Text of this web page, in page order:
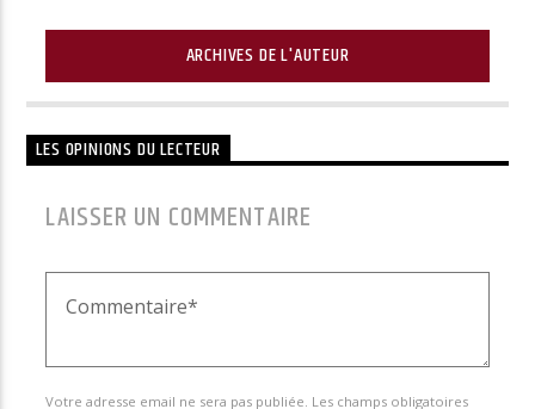
ARCHIVES DE L'AUTEUR
LES OPINIONS DU LECTEUR
LAISSER UN COMMENTAIRE
Votre adresse email ne sera pas publiée. Les champs obligatoires